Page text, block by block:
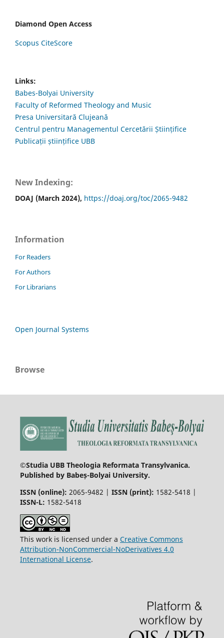
Diamond Open Access
Scopus CiteScore
Links:
Babes-Bolyai University
Faculty of Reformed Theology and Music
Presa Universitară Clujeană
Centrul pentru Managementul Cercetării Științifice
Publicații științifice UBB
New Indexing:
DOAJ (March 2024), https://doaj.org/toc/2065-9482
Information
For Readers
For Authors
For Librarians
Open Journal Systems
Browse
©Studia UBB Theologia Reformata Transylvanica.
Published by Babeș-Bolyai University.
ISSN (online): 2065-9482 | ISSN (print): 1582-5418 |
ISSN-L: 1582-5418
This work is licensed under a Creative Commons
Attribution-NonCommercial-NoDerivatives 4.0
International License.